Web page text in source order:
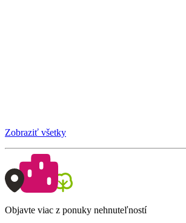
Zobraziť všetky
Objavte viac z ponuky nehnuteľností